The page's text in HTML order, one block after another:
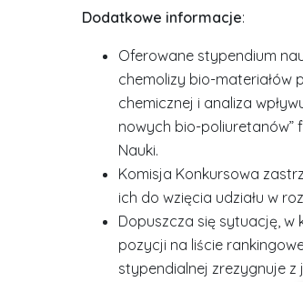
Dodatkowe informacje:
Oferowane stypendium
chemolizy bio-materiałów
chemicznej i analiza
nowych bio-poliuretanów”
Nauki.
Komisja Konkursowa
ich do wzięcia udziału w
Dopuszcza się sytuację,
pozycji na liście
stypendialnej zrezygnuje z